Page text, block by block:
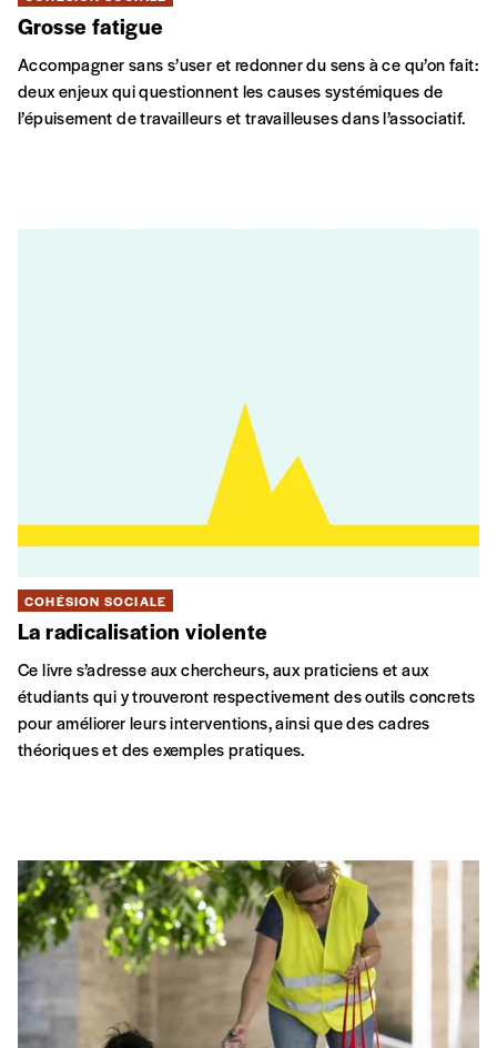
Grosse fatigue
Accompagner sans s’user et redonner du sens à ce qu’on fait:
deux enjeux qui questionnent les causes systémiques de
l’épuisement de travailleurs et travailleuses dans l’associatif.
COHÉSION SOCIALE
La radicalisation violente
Ce livre s’adresse aux chercheurs, aux praticiens et aux
étudiants qui y trouveront respectivement des outils concrets
pour améliorer leurs interventions, ainsi que des cadres
théoriques et des exemples pratiques.